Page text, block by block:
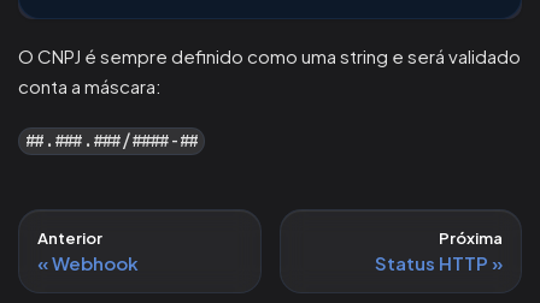
O CNPJ é sempre definido como uma string e será validado
conta a máscara:
##.###.###/####-##
Anterior
Webhook
Próxima
Status HTTP